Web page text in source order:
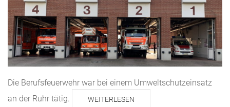
Die Berufsfeuerwehr war bei einem Umweltschutzeinsatz
an der Ruhr tätig.
WEITERLESEN